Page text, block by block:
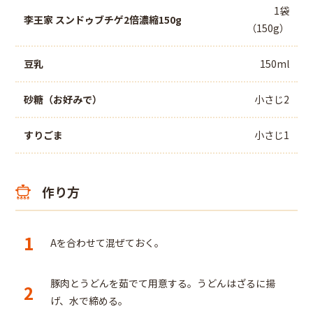
李王家 スンドゥブチゲ2倍濃縮150g
1袋
（150g）
豆乳 150ml
砂糖（お好みで） 小さじ2
すりごま 小さじ1
作り方
1 Aを合わせて混ぜておく。
2
豚肉とうどんを茹でて用意する。うどんはざるに揚
げ、水で締める。